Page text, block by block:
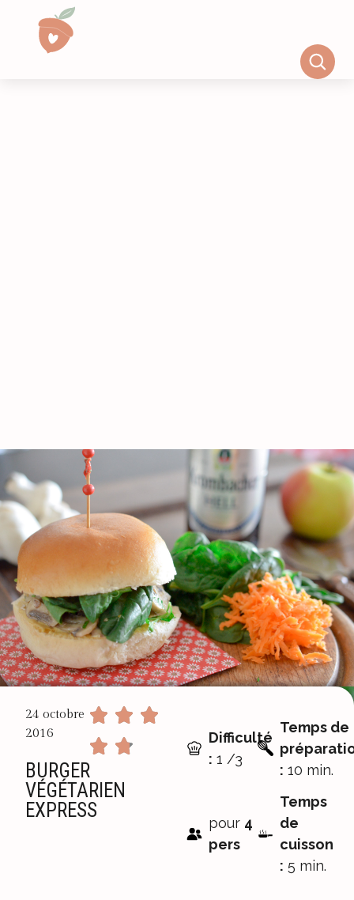
24 octobre
2016
BURGER
VÉGÉTARIEN
EXPRESS
Difficulté
: 1 /3
Temps de
: 10 min.
pour 4
pers
Temps
de
cuisson
: 5 min.